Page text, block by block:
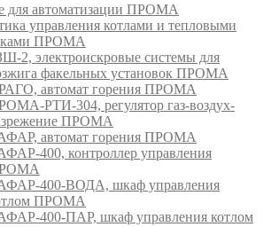
для автоматизации ПРОМА
управления котлами и тепловыми
ПРОМА
2, электроискровые системы для
факельных установок ПРОМА
автомат горения ПРОМА
РТИ-304, регулятор газ-воздух-
ПРОМА
автомат горения ПРОМА
400, контроллер управления
400-ВОДА, шкаф управления
ПРОМА
400-ПАР, шкаф управления котлом